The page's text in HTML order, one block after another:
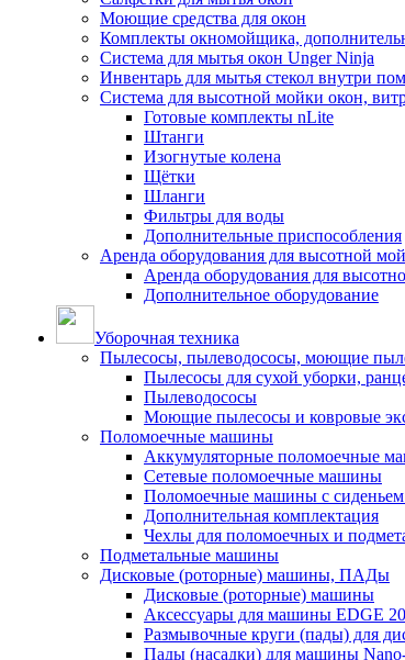
Моющие средства для окон
Комплекты окномойщика,
Система для мытья окон Unger Ninja
Инвентарь для мытья стекол внутри
Система для высотной мойки окон,
Готовые комплекты nLite
Штанги
Изогнутые колена
Щётки
Шланги
Фильтры для воды
Дополнительные приспособления
Аренда оборудования для высотной
Аренда оборудования для
Дополнительное оборудование
Уборочная техника
Пылесосы, пылеводососы, моющие
Пылесосы для сухой уборки,
Пылеводососы
Моющие пылесосы и ковровые
Поломоечные машины
Аккумуляторные поломоечные
Сетевые поломоечные машины
Поломоечные машины с сиденьем
Дополнительная комплектация
Чехлы для поломоечных и
Подметальные машины
Дисковые (роторные) машины, ПАДы
Дисковые (роторные) машины
Аксессуары для машины EDGE
Размывочные круги (пады) для
Пады (насадки) для машины